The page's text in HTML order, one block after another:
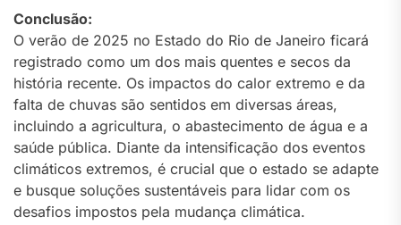
Conclusão:
O verão de 2025 no Estado do Rio de Janeiro ficará
registrado como um dos mais quentes e secos da
história recente. Os impactos do calor extremo e da
falta de chuvas são sentidos em diversas áreas,
incluindo a agricultura, o abastecimento de água e a
saúde pública. Diante da intensificação dos eventos
climáticos extremos, é crucial que o estado se adapte
e busque soluções sustentáveis para lidar com os
desafios impostos pela mudança climática.